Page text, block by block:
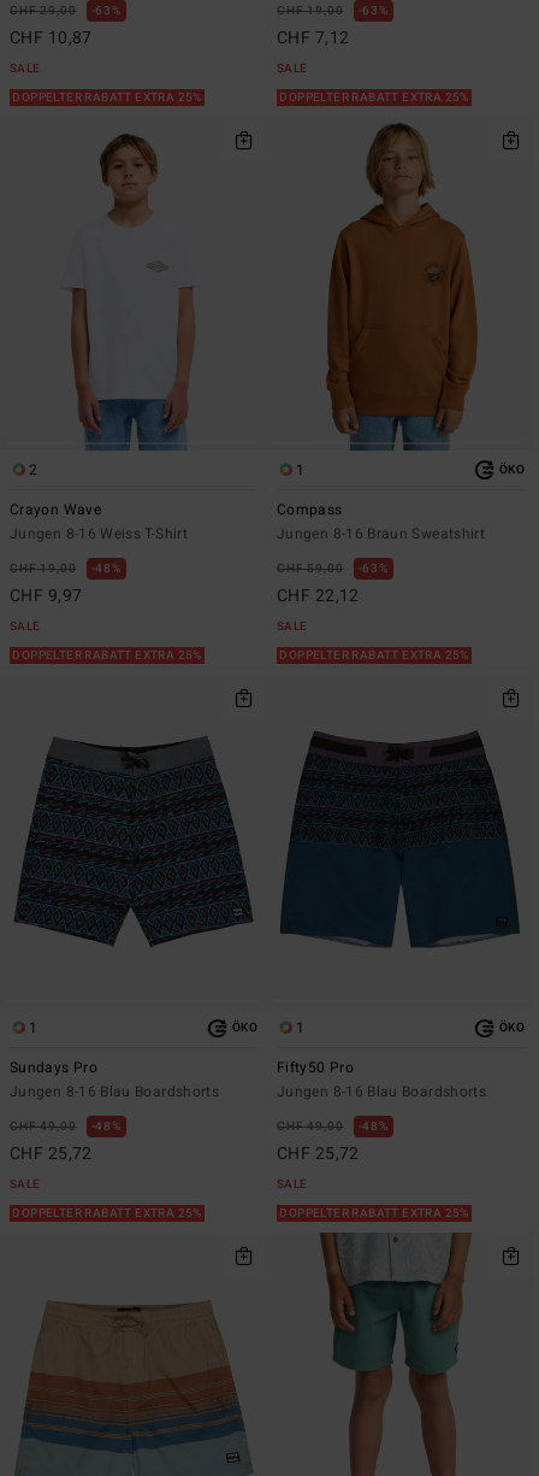
CHF 29,00 63%
CHF 10,87
SALE
DOPPELTER RABATT EXTRA 25%
CHF 19,00 63%
CHF 7,12
SALE
DOPPELTER RABATT EXTRA 25%
2
Crayon Wave
Jungen 8-16 Weiss T-Shirt
CHF 19,00 48%
CHF 9,97
SALE
DOPPELTER RABATT EXTRA 25%
1 ÖKO
Compass
Jungen 8-16 Braun Sweatshirt
CHF 59,00 63%
CHF 22,12
SALE
DOPPELTER RABATT EXTRA 25%
1 ÖKO
Sundays Pro
Jungen 8-16 Blau Boardshorts
CHF 49,00 48%
CHF 25,72
SALE
DOPPELTER RABATT EXTRA 25%
1 ÖKO
Fifty50 Pro
Jungen 8-16 Blau Boardshorts
CHF 49,00 48%
CHF 25,72
SALE
DOPPELTER RABATT EXTRA 25%